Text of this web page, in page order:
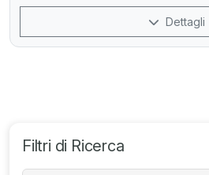
Filtri di Ricerca
Dettagli